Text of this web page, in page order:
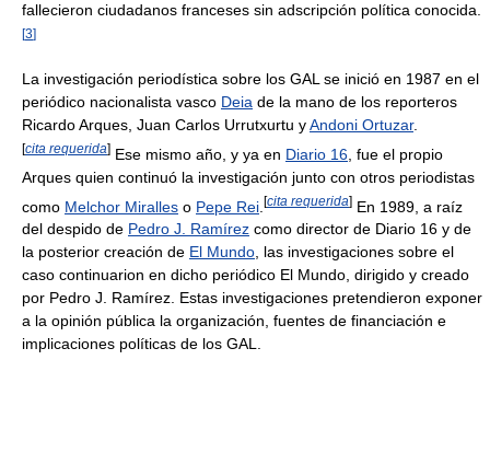
fallecieron ciudadanos franceses sin adscripción política conocida.
[3]
La investigación periodística sobre los GAL se inició en 1987 en el
periódico nacionalista vasco Deia de la mano de los reporteros
Ricardo Arques, Juan Carlos Urrutxurtu yAndoni Ortuzar.
[cita requerida] Ese mismo año, y ya en Diario 16 , fue el propio
Arques quien continuó la investigación junto con otros periodistas
como Melchor Miralles o Pepe Rei [cita requerida] En 1989, a raíz
del despido de Pedro J. Ramírez como director de Diario 16 y de
la posterior creación de El Mundo, las investigaciones sobre el
caso continuarion en dicho periódico El Mundo, dirigido y creado
por Pedro J. Ramírez. Estas investigaciones pretendieron exponer
a la opinión pública la organización, fuentes de financiación e
implicaciones políticas de los GAL.